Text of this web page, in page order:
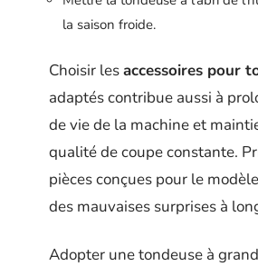
la saison froide.
Choisir lesaccessoires pour
adaptés contribue aussi à
de vie de la machine et
qualité de coupe constante.
pièces conçues pour le
des mauvaises surprises à
Adopter une tondeuse à